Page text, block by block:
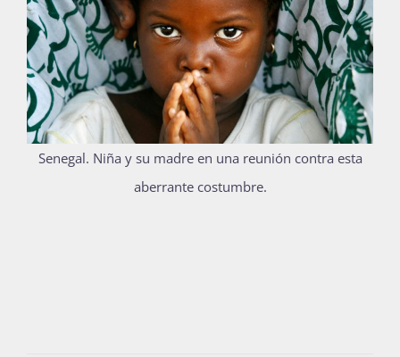
Senegal. Niña y su madre en una reunión contra esta
aberrante costumbre.